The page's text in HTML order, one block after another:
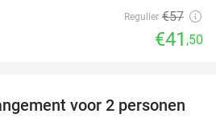
Regulier €57
€41 ,50
34%
voor 2 personen